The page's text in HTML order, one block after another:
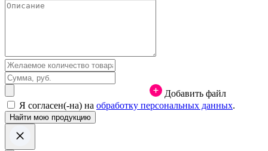
Добавить файл
Я согласен(-на) на обработку персональных данных.